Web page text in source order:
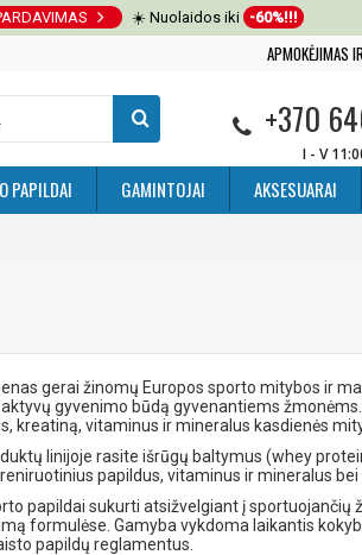
☀️ Nuolaidos iki -60%!!!
APMOKĖJIMAS
+370
I - V
PAPILDAI GAMINTOJAI AKSESUARAI
gerai žinomų Europos sporto mitybos ir
gyvenimo būdą gyvenantiems
kreatiną, vitaminus ir mineralus kasdienės
linijoje rasite išrūgų baltymus (whey
papildus, vitaminus ir mineralus
papildai sukurti atsižvelgiant į sportuojančių
formulėse. Gamyba vykdoma laikantis
papildų reglamentus.